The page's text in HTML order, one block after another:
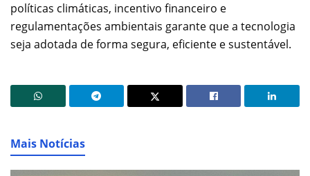
políticas climáticas, incentivo financeiro e
regulamentações ambientais garante que a tecnologia
seja adotada de forma segura, eficiente e sustentável.
Mais Notícias